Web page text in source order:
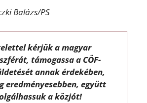
Balázs/PS
kérjük a magyar
támogassa a CÖF-
annak érdekében,
eredményesebben, együtt
a közjót!